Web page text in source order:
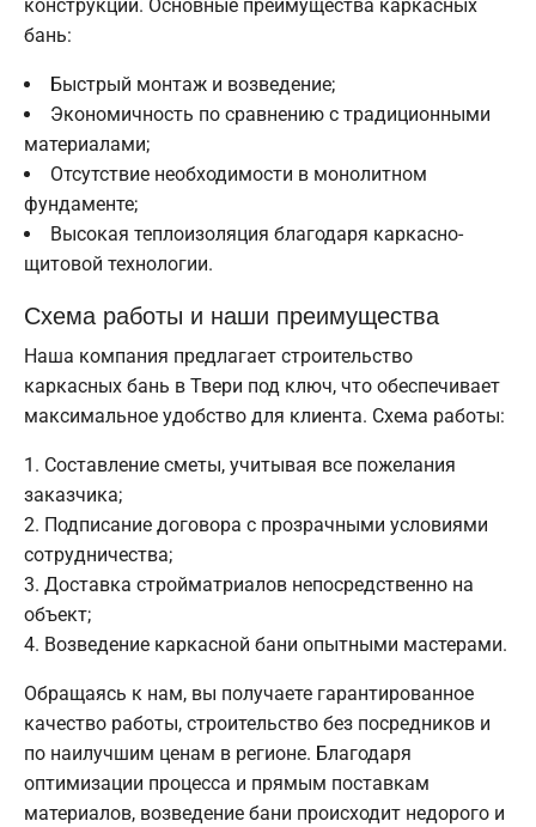
конструкции. Основные преимущества каркасных
бань:
Быстрый монтаж и возведение;
Экономичность по сравнению с традиционными
материалами;
Отсутствие необходимости в монолитном
фундаменте;
Высокая теплоизоляция благодаря каркасно-
щитовой технологии.
Схема работы и наши преимущества
Наша компания предлагает строительство
каркасных бань в Твери под ключ, что обеспечивает
максимальное удобство для клиента. Схема работы:
Составление сметы, учитывая все пожелания
заказчика;
Подписание договора с прозрачными условиями
сотрудничества;
Доставка стройматриалов непосредственно на
объект;
Возведение каркасной бани опытными мастерами.
Обращаясь к нам, вы получаете гарантированное
качество работы, строительство без посредников и
по наилучшим ценам в регионе. Благодаря
оптимизации процесса и прямым поставкам
материалов, возведение бани происходит недорого и